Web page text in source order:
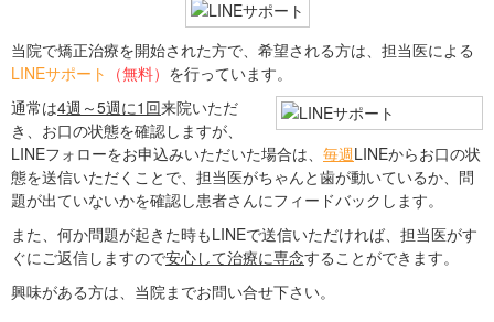
当院で矯正治療を開始された方で、希望される方は、担当医による
LINEサポート （無料） を行っています。
通常は4週～5週に1回来院いただ
き、お口の状態を確認しますが、
LINEフォローをお申込みいただいた場合は、 毎週LINEからお口の状
態を送信いただくことで、担当医がちゃんと歯が動いているか、問
題が出ていないかを確認し患者さんにフィードバックします。
また、何か問題が起きた時もLINEで送信いただければ、担当医がす
ぐにご返信しますので安心して治療に専念することができます。
興味がある方は、当院までお問い合せ下さい。